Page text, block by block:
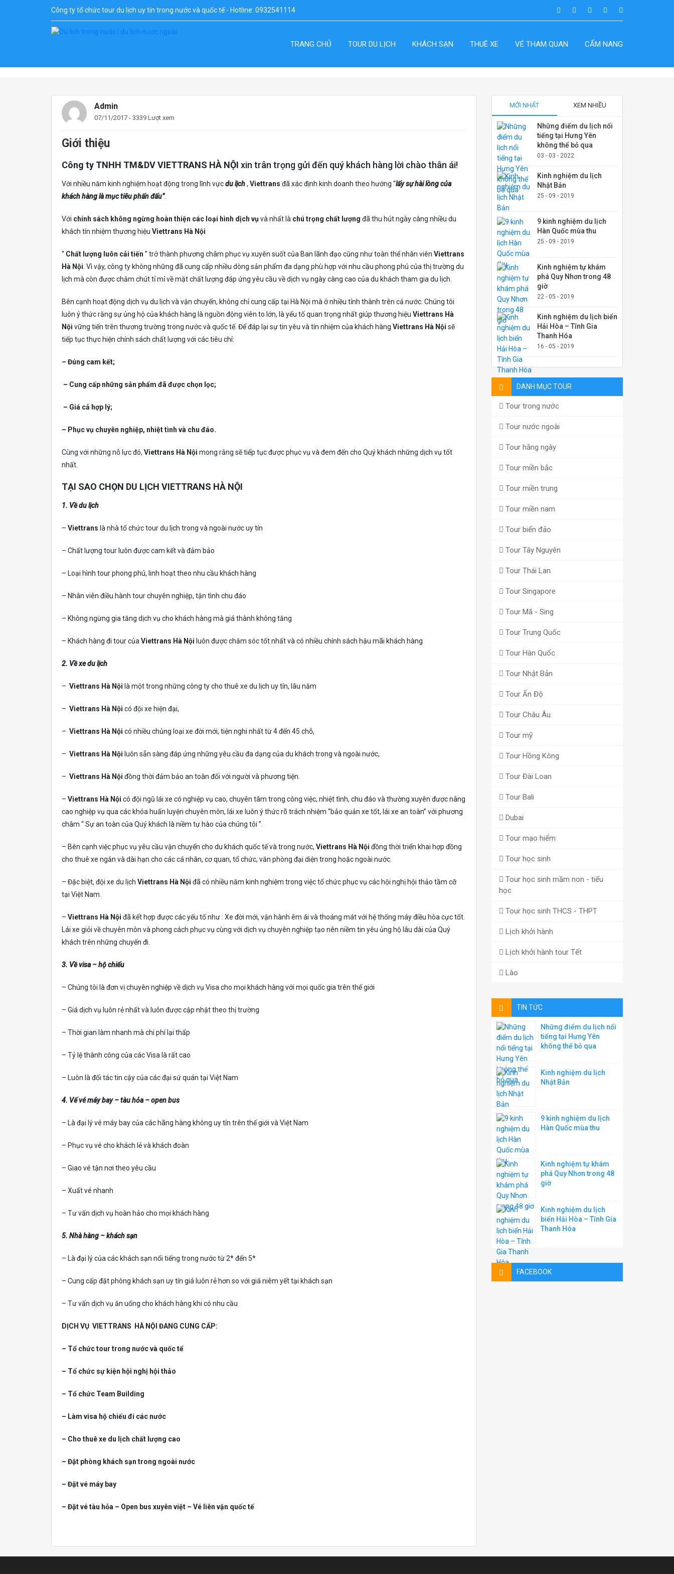
Công ty tổ chức tour du lịch uy tín trong nước và quốc tế - Hotline: 0932541114
TRANG CHỦ TOUR DU LỊCH KHÁCH SẠN THUÊ XE VÉ THAM QUAN CẨM NANG
Admin
07/11/2017 - 3339 Lượt xem
Giới thiệu
Công ty TNHH TM&DV VIETTRANS HÀ NỘI xin trân trọng gửi đến quý khách hàng lời chào thân ái!
Với nhiều năm kinh nghiệm hoạt động trong lĩnh vựcdu lịch, Viettrans đã xác định kinh doanh theo hướng “lấy sự hài lòng của
khách hàng là mục tiêu phấn đấu”.
Với chính sách không ngừng hoàn thiện các loại hình dịch vụvà nhất là chú trọng chất lượng đã thu hút ngày càng nhiều du
khách tín nhiệm thương hiệu Viettrans Hà Nội
“ Chất lượng luôn cải tiến ” trở thành phương châm phục vụ xuyên suốt của Ban lãnh đạo cũng như toàn thể nhân viên Viettrans
Hà Nội . Vì vậy, công ty không những đã cung cấp nhiều dòng sản phẩm đa dạng phù hợp với nhu cầu phong phú của thị trường du
lịch mà còn được chăm chút tỉ mỉ về mặt chất lượng đáp ứng yêu cầu về dịch vụ ngày càng cao của du khách tham gia du lịch.
Bên cạnh hoạt động dịch vụ du lịch và vận chuyển, không chỉ cung cấp tại Hà Nội mà ở nhiều tỉnh thành trên cả nước. Chúng tôi
luôn ý thức rằng sự ủng hộ của khách hàng là nguồn động viên to lớn, là yếu tố quan trọng nhất giúp thương hiệu Viettrans Hà
Nội vững tiến trên thương trường trong nước và quốc tế. Để đáp lại sự tin yêu và tín nhiệm của khách hàng Viettrans Hà Nội sẽ
tiếp tục thực hiện chính sách chất lượng với các tiêu chí:
– Đúng cam kết;
– Cung cấp những sản phẩm đã được chọn lọc;
– Giá cả hợp lý;
– Phục vụ chuyên nghiệp, nhiệt tình và chu đáo.
Cùng với những nỗ lực đó, Viettrans Hà Nội mong rằng sẽ tiếp tục được phục vụ và đem đến cho Quý khách những dịch vụ tốt
nhất.
TẠI SAO CHỌN DU LỊCH VIETTRANS HÀ NỘI
1. Về du lịch
– Viettrans là nhà tổ chức tour du lịch trong và ngoài nước uy tín
– Chất lượng tour luôn được cam kết và đảm bảo
– Loại hình tour phong phú, linh hoạt theo nhu cầu khách hàng
– Nhân viên điều hành tour chuyên nghiệp, tận tình chu đáo
– Không ngừng gia tăng dịch vụ cho khách hàng mà giá thành không tăng
– Khách hàng đi tour của Viettrans Hà Nội luôn được chăm sóc tốt nhất và có nhiều chính sách hậu mãi khách hàng
2. Về xe du lịch
– Viettrans Hà Nội là một trong những công ty cho thuê xe du lịch uy tín, lâu năm
– Viettrans Hà Nội có đội xe hiện đại,
– Viettrans Hà Nội có nhiều chủng loại xe đời mới, tiện nghi nhất từ 4 đến 45 chỗ,
– Viettrans Hà Nội luôn sẵn sàng đáp ứng những yêu cầu đa dạng của du khách trong và ngoài nước,
– Viettrans Hà Nội đồng thời đảm bảo an toàn đối với người và phương tiện.
– Viettrans Hà Nội có đội ngũ lái xe có nghiệp vụ cao, chuyên tâm trong công việc, nhiệt tình, chu đáo và thường xuyên được nâng
cao nghiệp vụ qua các khóa huấn luyện chuyên môn, lái xe luôn ý thức rõ trách nhiệm “bảo quản xe tốt, lái xe an toàn” với phương
châm “ Sự an toàn của Quý khách là niềm tự hào của chúng tôi ”.
– Bên cạnh việc phục vụ yêu cầu vận chuyển cho du khách quốc tế và trong nước, Viettrans Hà Nội đồng thời triển khai hợp đồng
cho thuê xe ngắn và dài hạn cho các cá nhân, cơ quan, tổ chức, văn phòng đại diện trong hoặc ngoài nước.
– Đặc biệt, đội xe du lịch Viettrans Hà Nội đã có nhiều năm kinh nghiệm trong việc tổ chức phục vụ các hội nghị hội thảo tầm cỡ
tại Việt Nam.
– Viettrans Hà Nội đã kết hợp được các yếu tố như : Xe đời mới, vận hành êm ái và thoáng mát với hệ thống máy điều hòa cực tốt.
Lái xe giỏi về chuyên môn và phong cách phục vụ cùng với dịch vụ chuyên nghiệp tạo nên niềm tin yêu ủng hộ lâu dài của Quý
khách trên những chuyến đi.
3. Về visa – hộ chiếu
– Chúng tôi là đơn vị chuyên nghiệp về dịch vụ Visa cho mọi khách hàng với mọi quốc gia trên thế giới
– Giá dịch vụ luôn rẻ nhất và luôn được cập nhật theo thị trường
– Thời gian làm nhanh mà chi phí lại thấp
– Tỷ lệ thành công của các Visa là rất cao
– Luôn là đối tác tin cậy của các đại sứ quán tại Việt Nam
4. Vế vé máy bay – tàu hỏa – open bus
– Là đại lý vé máy bay của các hãng hàng không uy tín trên thế giới và Việt Nam
– Phục vụ vé cho khách lẻ và khách đoàn
– Giao vé tận nơi theo yêu cầu
– Xuất vé nhanh
– Tư vấn dịch vụ hoàn hảo cho mọi khách hàng
5. Nhà hàng – khách sạn
– Là đại lý của các khách sạn nổi tiếng trong nước từ 2* đến 5*
– Cung cấp đặt phòng khách sạn uy tín giá luôn rẻ hơn so với giá niêm yết tại khách sạn
– Tư vấn dịch vụ ăn uống cho khách hàng khi có nhu cầu
DỊCH VỤ VIETTRANS HÀ NỘI ĐANG CUNG CẤP:
– Tổ chức tour trong nước và quốc tế
– Tổ chức sự kiện hội nghị hội thảo
– Tổ chức Team Building
– Làm visa hộ chiếu đi các nước
– Cho thuê xe du lịch chất lượng cao
– Đặt phòng khách sạn trong ngoài nước
– Đặt vé máy bay
– Đặt vé tàu hỏa – Open bus xuyên việt – Vé liên vận quốc tế
MỚI NHẤT XEM NHIỀU
Những điểm du lịch nổi
tiếng tại Hưng Yên
không thể bỏ qua
03 - 03 - 2022
Kinh nghiệm du lịch
Nhật Bản
25 - 09 - 2019
9 kinh nghiệm du lịch
Hàn Quốc mùa thu
25 - 09 - 2019
Kinh nghiệm tự khám
phá Quy Nhơn trong 48
giờ
22 - 05 - 2019
Kinh nghiệm du lịch biển
Hải Hòa – Tĩnh Gia
Thanh Hóa
16 - 05 - 2019
DANH MỤC TOUR
Tour trong nước
Tour nước ngoài
Tour hằng ngày
Tour miền bắc
Tour miền trung
Tour miền nam
Tour biển đảo
Tour Tây Nguyên
Tour Thái Lan
Tour Singapore
Tour Mã - Sing
Tour Trung Quốc
Tour Hàn Quốc
Tour Nhật Bản
Tour Ấn Độ
Tour Châu Âu
Tour mỹ
Tour Hồng Kông
Tour Đài Loan
Tour Bali
Dubai
Tour mạo hiểm
Tour học sinh
Tour học sinh mầm non - tiểu
học
Tour học sinh THCS - THPT
Lịch khởi hành
Lịch khởi hành tour Tết
Lào
TIN TỨC
Những điểm du lịch nổi
tiếng tại Hưng Yên
không thể bỏ qua
Kinh nghiệm du lịch
Nhật Bản
9 kinh nghiệm du lịch
Hàn Quốc mùa thu
Kinh nghiệm tự khám
phá Quy Nhơn trong 48
giờ
Kinh nghiệm du lịch
biển Hải Hòa – Tĩnh Gia
Thanh Hóa
FACEBOOK